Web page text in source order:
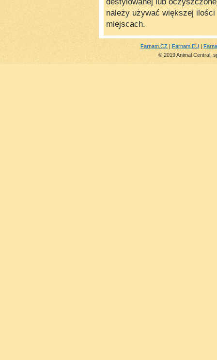
należy używać większej
miejscach.
Farnam.CZ | Farnam.EU |
© 2019 Animal Central,